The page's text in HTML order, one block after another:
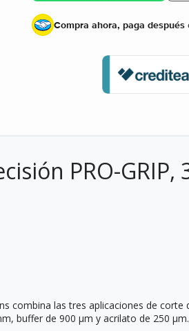
producto
Compra ahora, paga después
PRO-GRIP,
combina las tres aplicaciones de
buffer de 900 µm y acrilato de 250 µm.